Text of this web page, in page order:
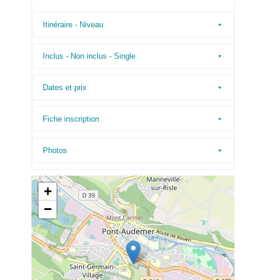
Itinéraire - Niveau
Inclus - Non inclus - Single
Dates et prix
Fiche inscription
Photos
+
−